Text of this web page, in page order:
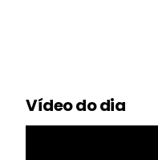
Vídeo do dia